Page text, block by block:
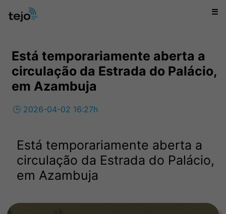
☰
Está temporariamente aberta a
circulação da Estrada do Palácio,
em Azambuja
🕒 2026-04-02 16:27h
Está temporariamente aberta a
circulação da Estrada do Palácio,
em Azambuja